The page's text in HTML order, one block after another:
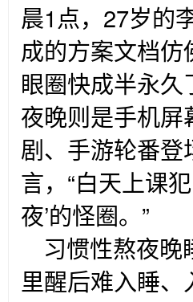
晨1点，27岁的
成的方案文档仿
眼圈快成半永久
夜晚则是手机
剧、手游轮番登
言，“白天上课
夜’的怪圈。”
习惯性熬夜
里醒后难入睡